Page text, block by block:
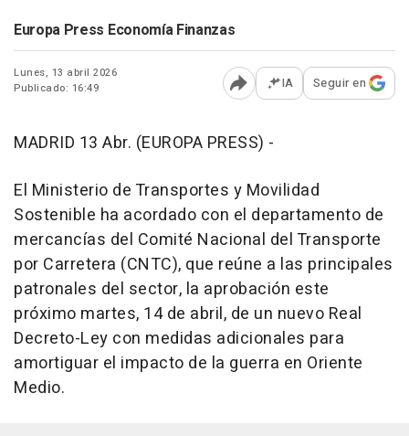
Europa Press Economía Finanzas
Lunes, 13 abril 2026
Publicado: 16:49
Abrir opciones para
IA Seguir en
MADRID 13 Abr. (EUROPA PRESS) -
El Ministerio de Transportes y Movilidad
Sostenible ha acordado con el departamento de
mercancías del Comité Nacional del Transporte
por Carretera (CNTC), que reúne a las principales
patronales del sector, la aprobación este
próximo martes, 14 de abril, de un nuevo Real
Decreto-Ley con medidas adicionales para
amortiguar el impacto de la guerra en Oriente
Medio.